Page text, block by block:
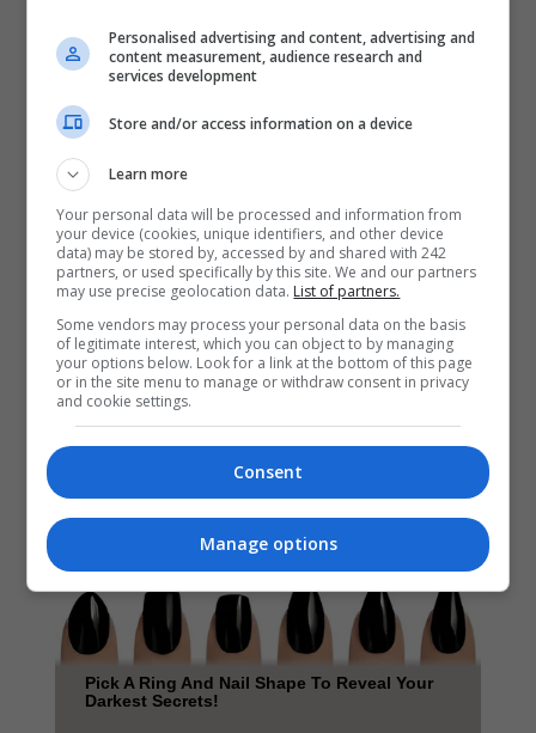
Personalised advertising and content, advertising and
content measurement, audience research and
services development
Store and/or access information on a device
Learn more
Your personal data will be processed and information from
your device (cookies, unique identifiers, and other device
data) may be stored by, accessed by and shared with 242
partners, or used specifically by this site. We and our partners
may use precise geolocation data. List of partners.
Some vendors may process your personal data on the basis
of legitimate interest, which you can object to by managing
your options below. Look for a link at the bottom of this page
or in the site menu to manage or withdraw consent in privacy
and cookie settings.
Consent
Manage options